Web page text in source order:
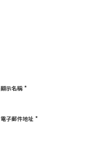
顯示名稱 *
電子郵件地址 *